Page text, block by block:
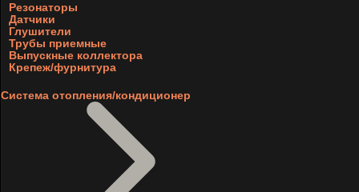
Резонаторы
Датчики
Глушители
Трубы приемные
Выпускные коллектора
Крепеж/фурнитура
Система отопления/кондиционер